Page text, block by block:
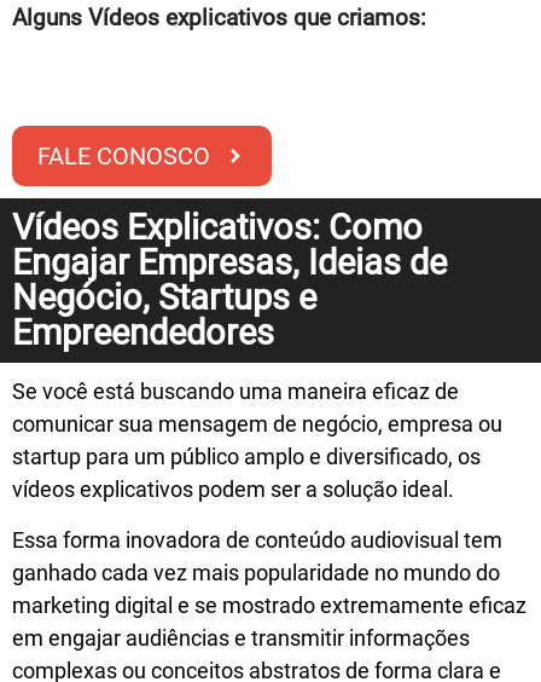
Alguns Vídeos explicativos que criamos:
FALE CONOSCO
Vídeos Explicativos: Como
Engajar Empresas, Ideias de
Negócio, Startups e
Empreendedores
Se você está buscando uma maneira eficaz de
comunicar sua mensagem de negócio, empresa ou
startup para um público amplo e diversificado, os
vídeos explicativos podem ser a solução ideal.
Essa forma inovadora de conteúdo audiovisual tem
ganhado cada vez mais popularidade no mundo do
marketing digital e se mostrado extremamente eficaz
em engajar audiências e transmitir informações
complexas ou conceitos abstratos de forma clara e